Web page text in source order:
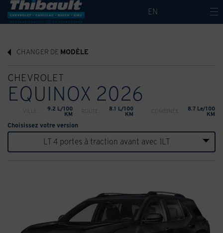
EN
CHANGER DE MODÈLE
CHEVROLET
EQUINOX 2026
9.2 L/100
KM
8.1 L/100
KM COMBINÉE: 8.7 Le/100
KM
Choisissez votre version
LT 4 portes à traction avant avec 1LT